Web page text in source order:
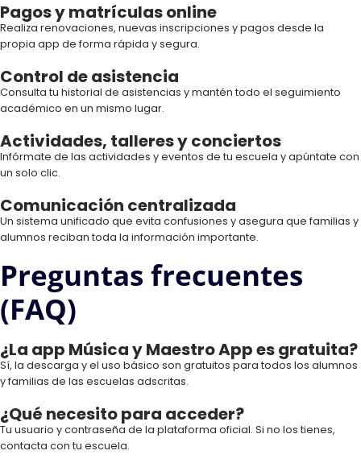
Pagos y matrículas online
Realiza renovaciones, nuevas inscripciones y pagos desde la
propia app de forma rápida y segura.
Control de asistencia
Consulta tu historial de asistencias y mantén todo el seguimiento
académico en un mismo lugar.
Actividades, talleres y conciertos
Infórmate de las actividades y eventos de tu escuela y apúntate con
un solo clic.
Comunicación centralizada
Un sistema unificado que evita confusiones y asegura que familias y
alumnos reciban toda la información importante.
Preguntas frecuentes
(FAQ)
¿La app Música y Maestro App es gratuita?
Sí, la descarga y el uso básico son gratuitos para todos los alumnos
y familias de las escuelas adscritas.
¿Qué necesito para acceder?
Tu usuario y contraseña de la plataforma oficial. Si no los tienes,
contacta con tu escuela.